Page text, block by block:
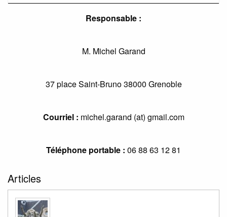
Responsable :
M. Michel Garand
37 place Saint-Bruno 38000 Grenoble
Courriel : michel.garand (at) gmail.com
Téléphone portable : 06 88 63 12 81
Articles